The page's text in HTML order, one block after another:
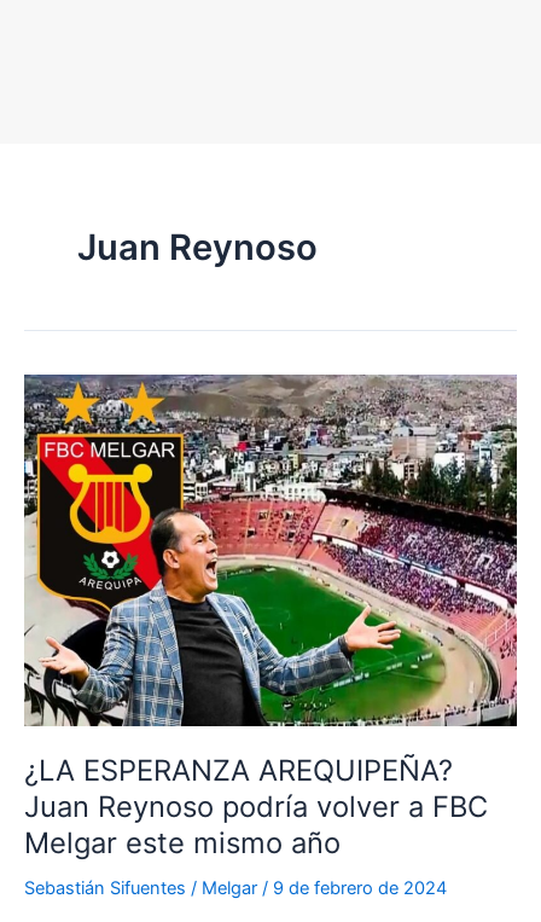
Juan Reynoso
¿LA ESPERANZA AREQUIPEÑA?
Juan Reynoso podría volver a FBC
Melgar este mismo año
Sebastián Sifuentes / Melgar / 9 de febrero de 2024